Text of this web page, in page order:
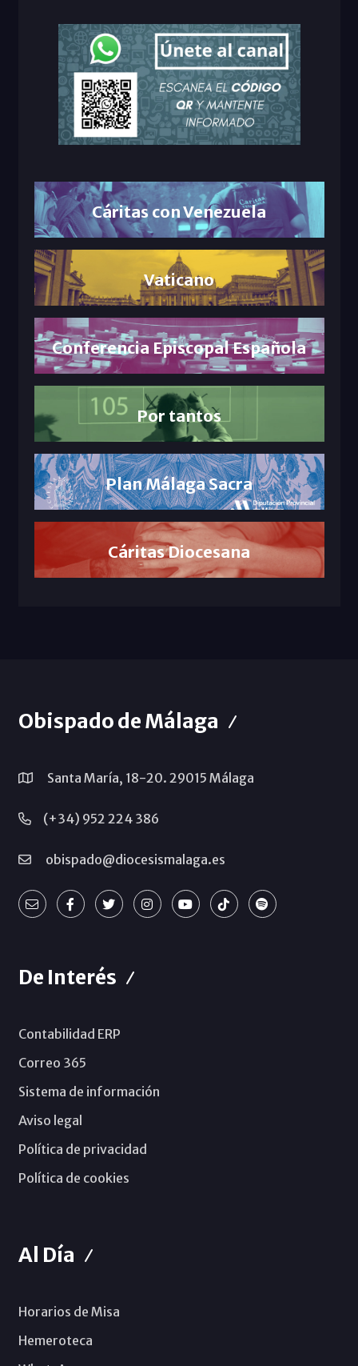
Cáritas con Venezuela
Vaticano
Conferencia Episcopal Española
Por tantos
Plan Málaga Sacra
Cáritas Diocesana
Obispado de Málaga
Santa María, 18-20. 29015 Málaga
(+34) 952 224 386
obispado@diocesismalaga.es
De Interés
Contabilidad ERP
Correo 365
Sistema de información
Aviso legal
Política de privacidad
Política de cookies
Al Día
Horarios de Misa
Hemeroteca